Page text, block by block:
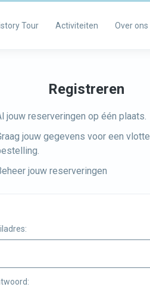
Tour Activiteiten Over ons
Registreren
jouw reserveringen op één plaats.
jouw gegevens voor een vlotte
jouw reserveringen